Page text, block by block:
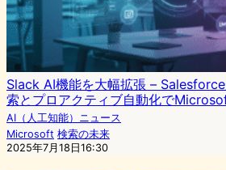
Slack AI機能を大幅拡張 –
索とプロアクティブ自動化で
AI（人工知能）ニュース
Microsoft 検索の未来
2025年7月18日16:30